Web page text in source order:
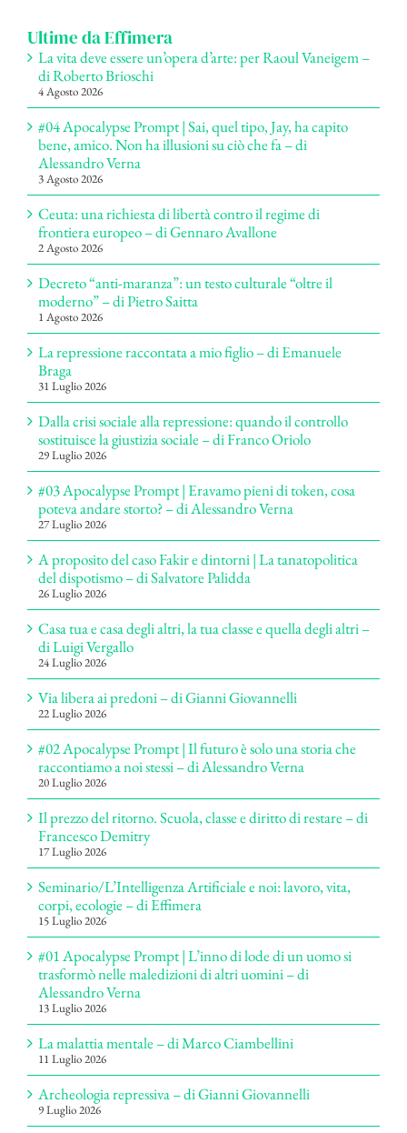
Ultime da Effimera
La vita deve essere un’opera d’arte: per Raoul Vaneigem –
di Roberto Brioschi
4 Agosto 2026
#04 Apocalypse Prompt | Sai, quel tipo, Jay, ha capito
bene, amico. Non ha illusioni su ciò che fa – di
Alessandro Verna
3 Agosto 2026
Ceuta: una richiesta di libertà contro il regime di
frontiera europeo – di Gennaro Avallone
2 Agosto 2026
Decreto “anti-maranza”: un testo culturale “oltre il
moderno” – di Pietro Saitta
1 Agosto 2026
La repressione raccontata a mio figlio – di Emanuele
Braga
31 Luglio 2026
Dalla crisi sociale alla repressione: quando il controllo
sostituisce la giustizia sociale – di Franco Oriolo
29 Luglio 2026
#03 Apocalypse Prompt | Eravamo pieni di token, cosa
poteva andare storto? – di Alessandro Verna
27 Luglio 2026
A proposito del caso Fakir e dintorni | La tanatopolitica
del dispotismo – di Salvatore Palidda
26 Luglio 2026
Casa tua e casa degli altri, la tua classe e quella degli altri –
di Luigi Vergallo
24 Luglio 2026
Via libera ai predoni – di Gianni Giovannelli
22 Luglio 2026
#02 Apocalypse Prompt | Il futuro è solo una storia che
raccontiamo a noi stessi – di Alessandro Verna
20 Luglio 2026
Il prezzo del ritorno. Scuola, classe e diritto di restare – di
Francesco Demitry
17 Luglio 2026
Seminario/L’Intelligenza Artificiale e noi: lavoro, vita,
corpi, ecologie – di Effimera
15 Luglio 2026
#01 Apocalypse Prompt | L’inno di lode di un uomo si
trasformò nelle maledizioni di altri uomini – di
Alessandro Verna
13 Luglio 2026
La malattia mentale – di Marco Ciambellini
11 Luglio 2026
Archeologia repressiva – di Gianni Giovannelli
9 Luglio 2026